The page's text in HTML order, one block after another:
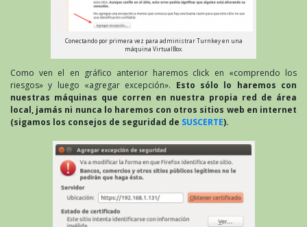
Conectando por primera vez para administrar Turnkey en una
máquina VirtualBox.
Como ven el en gráfico anterior haremos click en «comprendo los
riesgos» y luego «agregar excepción». Esto sólo lo haremos con
nuestras máquinas que corren en nuestra propia red de área
local, jamás ni nunca lo haremos con otros sitios web en internet
(sigamos los consejos de seguridad de SUSCERTE).